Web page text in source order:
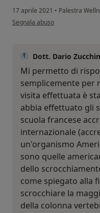
17 aprile 2021 • Palestra
secondo l'opinione dell'utente
Segnala abuso
Dott. Dario
Mi permetto di
semplicemente per
visita effettuata è
abbia effettuato gli
scuola francese
internazionale
un'organismo
sono quelle
dello
come spiegato alla
scrocchiare la
della colonna